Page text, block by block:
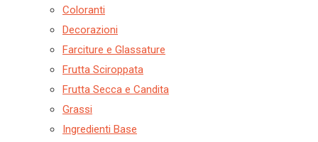
Coloranti
Decorazioni
Farciture e Glassature
Frutta Sciroppata
Frutta Secca e Candita
Grassi
Ingredienti Base